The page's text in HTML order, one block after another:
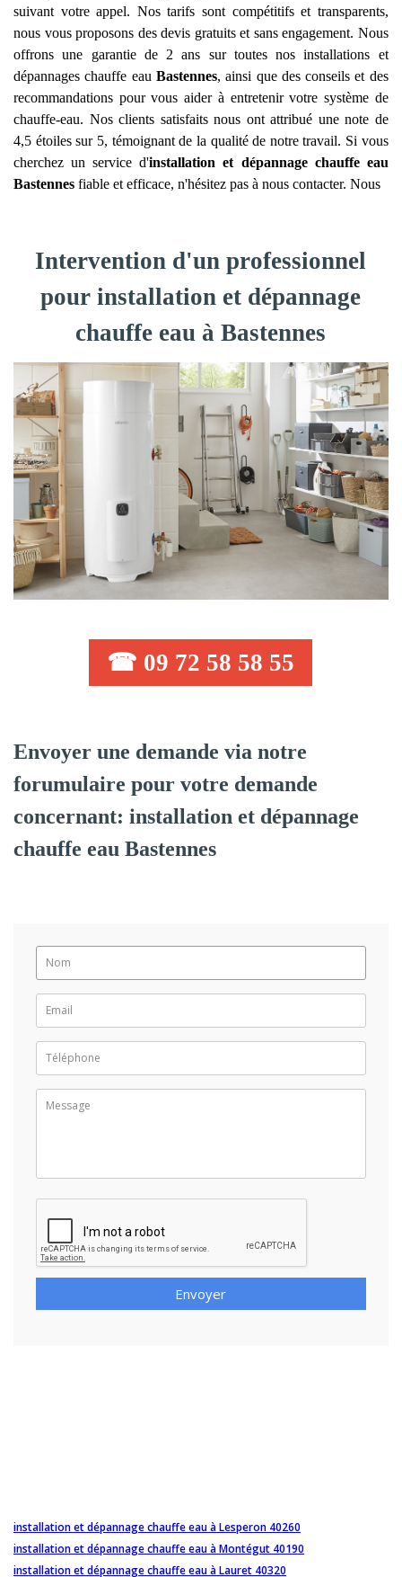
suivant votre appel. Nos tarifs sont compétitifs et transparents,
nous vous proposons des devis gratuits et sans engagement. Nous
offrons une garantie de 2 ans sur toutes nos installations et
dépannages chauffe eau Bastennes, ainsi que des conseils et des
recommandations pour vous aider à entretenir votre système de
chauffe-eau. Nos clients satisfaits nous ont attribué une note de
4,5 étoiles sur 5, témoignant de la qualité de notre travail. Si vous
cherchez un service d'installation et dépannage chauffe eau
Bastennes fiable et efficace, n'hésitez pas à nous contacter. Nous
Intervention d'un professionnel
pour installation et dépannage
chauffe eau à Bastennes
☎ 09 72 58 58 55
Envoyer une demande via notre
forumulaire pour votre demande
concernant: installation et dépannage
chauffe eau Bastennes
Envoyer
installation et dépannage chauffe eau à Lesperon 40260
installation et dépannage chauffe eau à Montégut 40190
installation et dépannage chauffe eau à Lauret 40320